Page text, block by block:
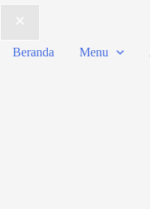
Beranda Menu